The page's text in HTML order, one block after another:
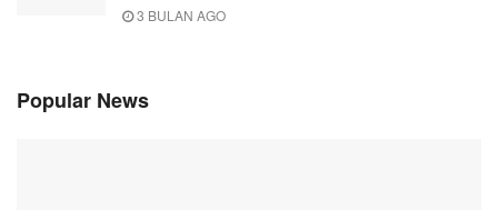
3 BULAN AGO
Popular News